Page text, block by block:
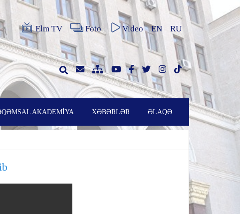
Elm TV Foto Video EN RU
AKADEMİYA XƏBƏRLƏR ƏLAQƏ